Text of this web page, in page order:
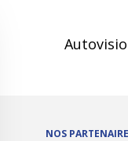
NOS